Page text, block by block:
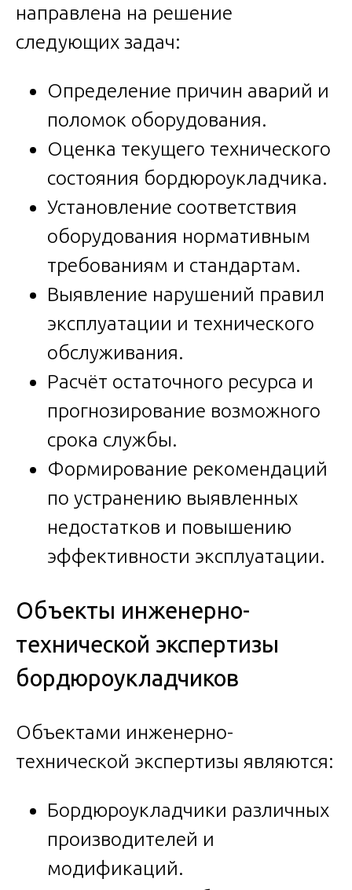
направлена на решение
следующих задач:
Определение причин аварий и
поломок оборудования.
Оценка текущего технического
состояния бордюроукладчика.
Установление соответствия
оборудования нормативным
требованиям и стандартам.
Выявление нарушений правил
эксплуатации и технического
обслуживания.
Расчёт остаточного ресурса и
прогнозирование возможного
срока службы.
Формирование рекомендаций
по устранению выявленных
недостатков и повышению
эффективности эксплуатации.
Объекты инженерно-
технической экспертизы
бордюроукладчиков
Объектами инженерно-
технической экспертизы являются:
Бордюроукладчики различных
производителей и
модификаций.